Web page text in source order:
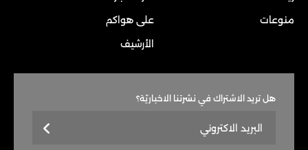
منوعات
على هواكم
الأرشيف
هل تريد الاشتراك في نشرتنا الاخباريّة؟